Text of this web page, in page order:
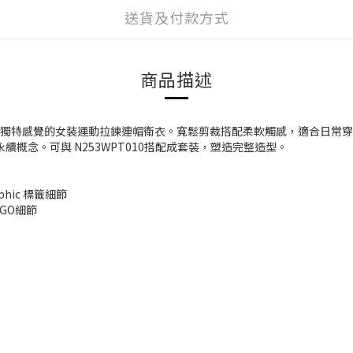
送貨及付款方式
商品描述
特感覺的女裝運動拉鍊連帽衛衣。寬鬆剪裁搭配柔軟觸感，適合日常
概念。可與 N253WPT010搭配成套裝，塑造完整造型。
標籤細節
細節